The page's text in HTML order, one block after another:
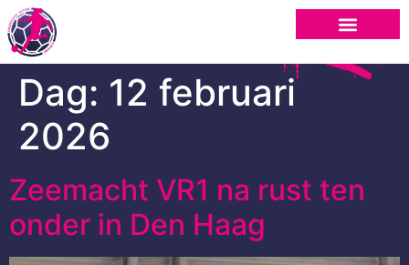
Dag: 12 februari
2026
Zeemacht VR1 na rust ten
onder in Den Haag